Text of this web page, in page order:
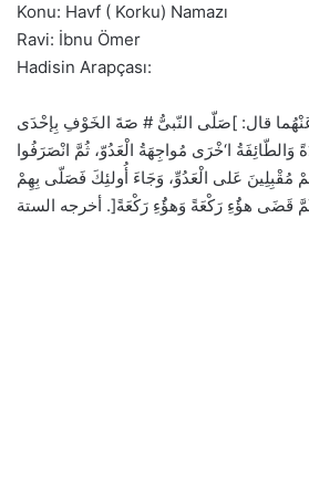
Konu: Havf ( Korku) Namazı
Ravi: İbnu Ömer
Hadisin Arapçası:
قال: ]صَلّى النّبىُّ # صََةَ الخَوْفِ بِإحْدَى
وَالطّائِفَةُ ا‘خْرَى مُواجِهَةُ الْعَدُوّ، ثُمَّ انْصَرَفُوا
مُقْبِلِينَ عَلى الْعَدُوِّ، وَجَاءَ أُولئِكَ فَصَلّى بِهِمْ